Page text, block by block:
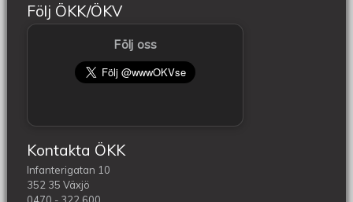
Följ ÖKK/ÖKV
Följ oss
Kontakta ÖKK
Infanterigatan 10
352 35 Växjö
0470 - 322 600